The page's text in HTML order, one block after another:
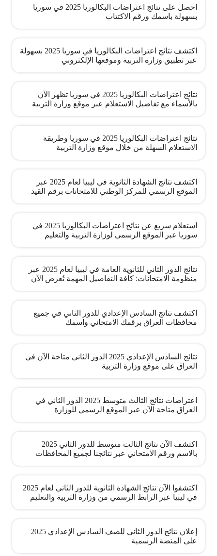
احصل على نتائج اعتراضات البكالوريا 2025 في سوريا
بسهولة باسمك ورقم الاكتتاب
اكتشف نتائج اعتراضات البكالوريا في سوريا 2025 بسهولة
عبر تطبيق وزارة التربية وموقعها الإلكتروني
نتائج اعتراضات البكالوريا 2025 في سوريا تظهر الآن
بالأسماء مع تفاصيل الاستعلام عبر موقع وزارة التربية
نتائج اعتراضات البكالوريا 2025 في سوريا وطريقة
الاستعلام السهلة من خلال موقع وزارة التربية
اكتشف نتائج الشهادة الثانوية في ليبيا لعام 2025 عبر
الموقع الرسمي للمركز الوطني للامتحانات برقم القيد
استعلام سريع عن نتائج اعتراضات البكالوريا 2025 في
سوريا عبر الموقع الرسمي لوزارة التربية والتعليم
نتائج الدور الثاني للثانوية العامة في ليبيا لعام 2025 عبر
منظومة الامتحانات: كافة التفاصيل المهمة تُعرض الآن
اكتشف نتائج السادس الإعدادي للدور الثاني في جميع
محافظات العراق برقمك الامتحاني واسمك
نتائج السادس الإعدادي 2025 الدور الثاني متاحة الآن في
العراق على موقع وزارة التربية
اعتراضات نتائج الثالث متوسط 2025 الدور الثاني في
العراق متاحة الآن عبر الموقع الرسمي للوزارة
اكتشف الآن نتائج الثالث متوسط للدور الثاني 2025
بالاسم ورقم الامتحاني عبر نتائجنا لجميع المحافظات
اكتشفوا الآن نتائج الشهادة الثانوية للدور الثاني لعام 2025
في ليبيا عبر الرابط الرسمي من وزارة التربية والتعليم
إعلان نتائج الدور الثاني للصف السادس الإعدادي 2025
على المنصة الرسمية